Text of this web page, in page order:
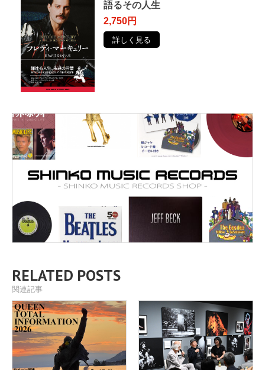
語るその⼈⽣
2,750円
詳しく見る
RELATED POSTS
関連記事